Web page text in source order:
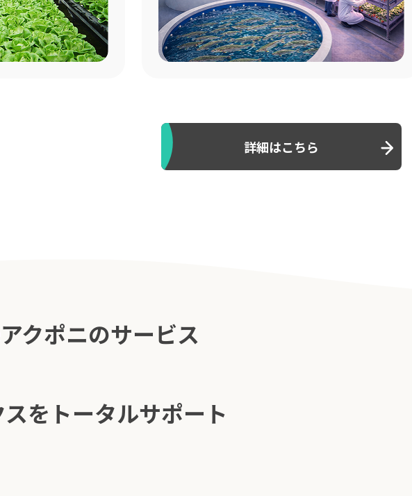
詳細はこちら
アクポニのサービス
をトータルサポート